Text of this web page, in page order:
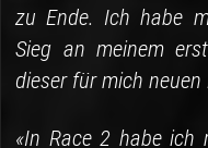
zu Ende. Ich habe
Sieg an meinem
dieser für mich
«In Race 2 habe